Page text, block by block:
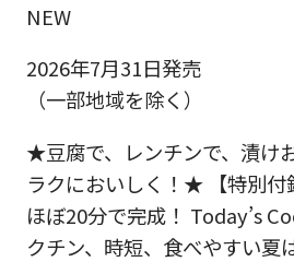
NEW
2026年7月31日発売
（一部地域を除く）
★豆腐で、レンチンで、漬け
ラクにおいしく！★ 【特別付
ほぼ20分で完成！ Today’s
クチン、時短、食べやすい夏